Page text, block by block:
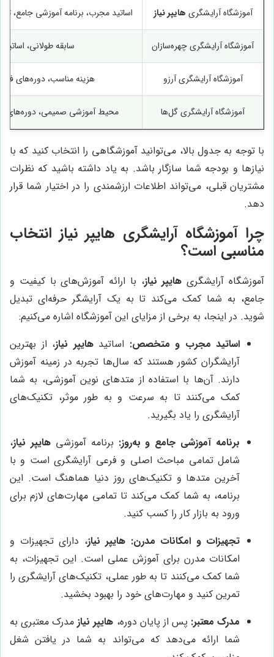
آموزشگاه آرایشگری هایپر نیاز اساتید مجرب، برنامه آموزشی جامع،
آموزشگاه آرایشگری چهره‌سازان سابقه طولانی،
آموزشگاه آرایشگری آرزو هزینه مناسب، دوره‌های
آموزشگاه آرایشگری گل‌ها محیط آموزشی صمیمی، دوره‌های
با توجه به جدول بالا، می‌توانید آموزشگاهی را انتخاب کنید که با
نیازها و بودجه شما سازگار باشد. به یاد داشته باشید که نظرات
مشتریان قبلی، می‌تواند اطلاعات ارزشمندی را در اختیار شما قرار
دهد.
چرا آموزشگاه آرایشگری هایپر نیاز انتخاب
مناسبی است؟
آموزشگاه آرایشگری هایپر نیاز، با ارائه آموزش‌های با کیفیت و
جامع، به شما کمک می‌کند تا به یک آرایشگر حرفه‌ای تبدیل
شوید. در اینجا، به برخی از مزایای این آموزشگاه اشاره می‌کنیم:
اساتید مجرب و متخصص: اساتیدهایپر نیاز، از بهترین
آرایشگران کشور هستند که سال‌ها تجربه در زمینه آموزش
دارند. آن‌ها با استفاده از متدهای نوین آموزشی، به شما
کمک می‌کنند تا به سرعت و به طور موثر، تکنیک‌های
آرایشگری را یاد بگیرید.
برنامه آموزشی جامع و به‌روز: برنامه آموزشیهایپر نیاز،
شامل تمامی مباحث اصلی و فرعی آرایشگری است و با
آخرین متدها و تکنیک‌های روز دنیا هماهنگ است. این
برنامه، به شما کمک می‌کند تا تمامی مهارت‌های لازم برای
ورود به بازار کار را کسب کنید.
تجهیزات و امکانات مدرن: هایپر نیاز، دارای تجهیزات و
امکانات مدرن برای آموزش عملی است. این تجهیزات، به
شما کمک می‌کنند تا به طور عملی، تکنیک‌های آرایشگری را
تمرین کنید و مهارت‌های خود را بهبود بخشید.
مدرک معتبر: پس از پایان دوره، هایپر نیازمدرک معتبری به
شما ارائه می‌دهد که می‌تواند به شما در یافتن شغل